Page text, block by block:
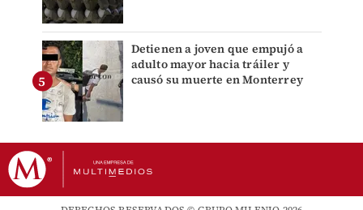
Detienen a joven que empujó a
adulto mayor hacia tráiler y
causó su muerte en Monterrey